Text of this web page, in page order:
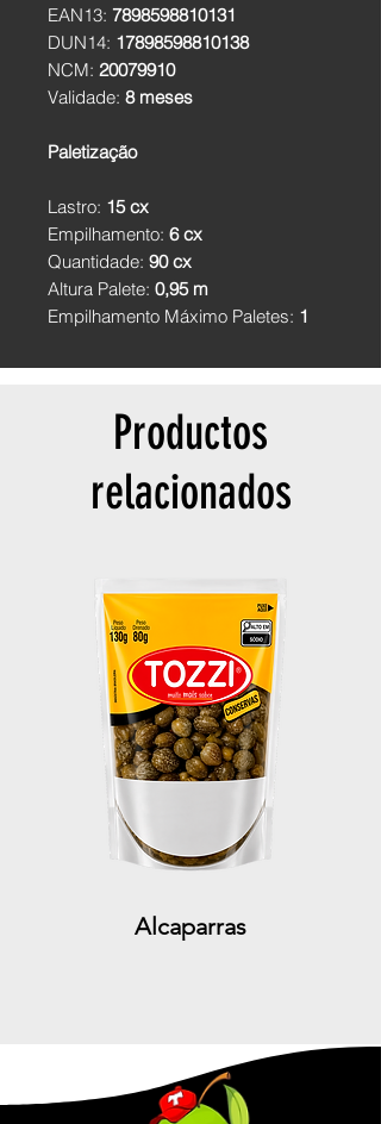
EAN13: 7898598810131
DUN14: 17898598810138
NCM: 20079910
Validade: 8 meses
Paletização
Lastro: 15 cx
Empilhamento: 6 cx
Quantidade: 90 cx
Altura Palete: 0,95 m
Empilhamento Máximo Paletes: 1
Productos
relacionados
Alcaparras